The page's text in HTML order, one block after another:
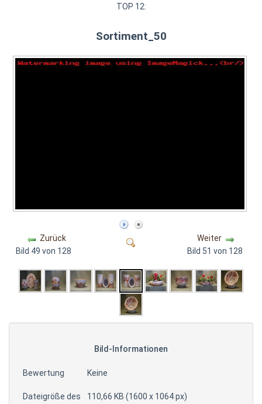
TOP 12:
Sortiment_50
Zurück
Bild 49 von 128
Weiter
Bild 51 von 128
Bild-Informationen
Bewertung Keine
Dateigröße des
110,66 KB (1600 x 1064 px)